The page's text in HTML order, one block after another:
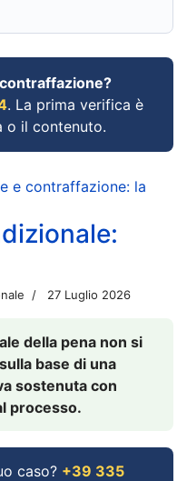
. La prima verifica è
o il contenuto.
e contraffazione: la
27 Luglio 2026
della pena non si
base di una
sostenuta con
processo.
caso? +39 335